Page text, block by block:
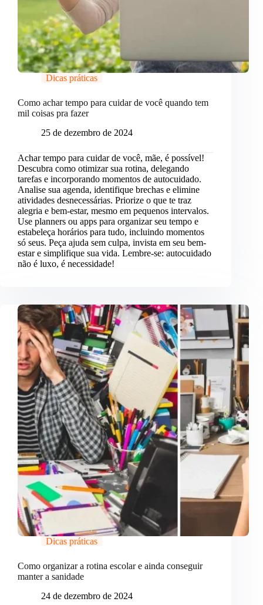
Dicas práticas
Como achar tempo para cuidar de você quando tem
mil coisas pra fazer
25 de dezembro de 2024
Achar tempo para cuidar de você, mãe, é possível!
Descubra como otimizar sua rotina, delegando
tarefas e incorporando momentos de autocuidado.
Analise sua agenda, identifique brechas e elimine
atividades desnecessárias. Priorize o que te traz
alegria e bem-estar, mesmo em pequenos intervalos.
Use planners ou apps para organizar seu tempo e
estabeleça horários para tudo, incluindo momentos
só seus. Peça ajuda sem culpa, invista em seu bem-
estar e simplifique sua vida. Lembre-se: autocuidado
não é luxo, é necessidade!
Dicas práticas
Como organizar a rotina escolar e ainda conseguir
manter a sanidade
24 de dezembro de 2024